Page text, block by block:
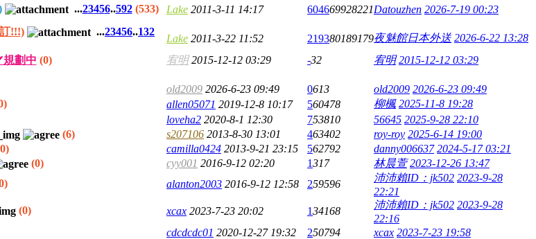
)
(2018-9-3)
!!!) (2017-11-23)
!!
...23456..592 (533) Lake 2011-3-11 14:17 604669928221Datouzhen 2026-7-19 00:23
!!!) ...23456..132
Lake 2011-3-22 11:52 219380189179夜魅館日本外送 2026-6-22 13:28
規劃中 (0) 宥明 2015-12-12 03:29 -32 宥明 2015-12-12 03:29
old2009 2026-6-23 09:49 0613 old2009 2026-6-23 09:49
allen05071 2019-12-8 10:17 560478 柳楓 2025-11-8 19:28
loveha2 2020-8-1 12:30 753810 56645 2025-9-28 22:10
(6) s207106 2013-8-30 13:01 463402 roy-roy 2025-6-14 19:00
camilla0424 2013-9-21 23:15 562792 danny006637 2024-5-17 03:21
(0) cyy001 2016-9-12 02:20 1317 林晨萱 2023-12-26 13:47
alanton2003 2016-9-12 12:58 259596
沛沛賴ID：jk502 2023-9-28
22:21
(0) xcax 2023-7-23 20:02 134168
沛沛賴ID：jk502 2023-9-28
22:16
cdcdcdc01 2020-12-27 19:32 250794 xcax 2023-7-23 19:58